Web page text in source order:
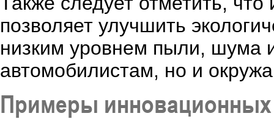
позволяет улучшить
низким уровнем пыли, шума
автомобилистам, но и
Примеры